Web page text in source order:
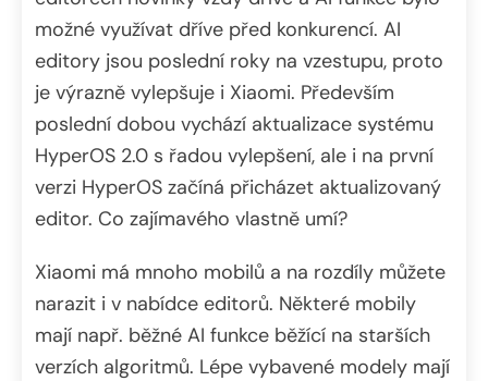
možné využívat dříve před konkurencí. AI
editory jsou poslední roky na vzestupu, proto
je výrazně vylepšuje i Xiaomi. Především
poslední dobou vychází aktualizace systému
HyperOS 2.0 s řadou vylepšení, ale i na první
verzi HyperOS začíná přicházet aktualizovaný
editor. Co zajímavého vlastně umí?
Xiaomi má mnoho mobilů a na rozdíly můžete
narazit i v nabídce editorů. Některé mobily
mají např. běžné AI funkce běžící na starších
verzích algoritmů. Lépe vybavené modely mají